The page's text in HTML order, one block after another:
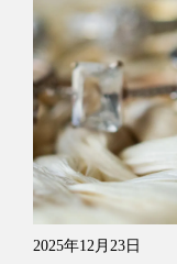
2025年12月23日